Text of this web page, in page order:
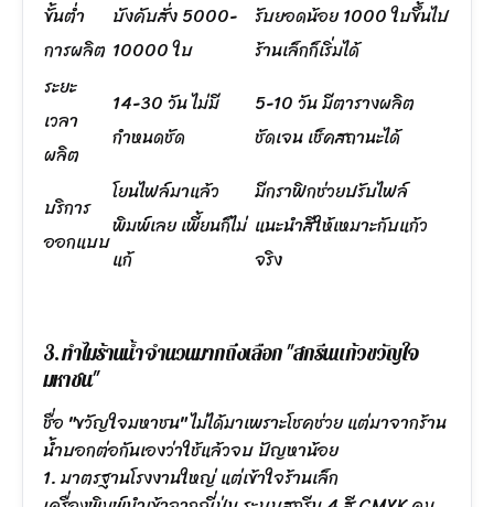
ขั้นต่ำ
การผลิต
บังคับสั่ง 5000-
10000 ใบ
รับยอดน้อย 1000 ใบขึ้นไป
ร้านเล็กก็เริ่มได้
ระยะ
เวลา
ผลิต
14-30 วัน ไม่มี
กำหนดชัด
5-10 วัน มีตารางผลิต
ชัดเจน เช็คสถานะได้
บริการ
ออกแบบ
โยนไฟล์มาแล้ว
พิมพ์เลย เพี้ยนก็ไม่
แก้
มีกราฟิกช่วยปรับไฟล์
แนะนำสีให้เหมาะกับแก้ว
จริง
3. ทำไมร้านน้ำจำนวนมากถึงเลือก "สกรีนแก้วขวัญใจ
มหาชน"
ชื่อ "ขวัญใจมหาชน" ไม่ได้มาเพราะโชคช่วย แต่มาจากร้าน
น้ำบอกต่อกันเองว่าใช้แล้วจบ ปัญหาน้อย
1. มาตรฐานโรงงานใหญ่ แต่เข้าใจร้านเล็ก